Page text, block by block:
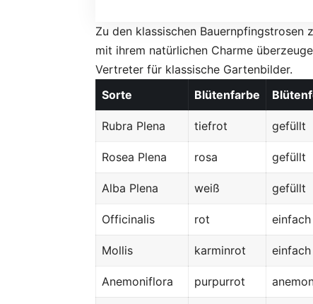
Zu den klassischen
mit ihrem natürlichen Charme
Vertreter für klassische Gartenbilder.
Sorte
Blütenfarbe
Rubra Plena tiefrot gefüllt
Rosea Plena rosa gefüllt
Alba Plena weiß gefüllt
Officinalis rot
Mollis karminrot einfach
Anemoniflora purpurrot